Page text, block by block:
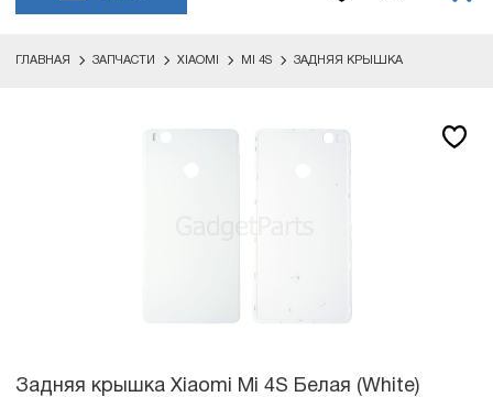
ГЛАВНАЯ ЗАПЧАСТИ XIAOMI MI 4S ЗАДНЯЯ КРЫШКА
Задняя крышка Xiaomi Mi 4S Белая (White)